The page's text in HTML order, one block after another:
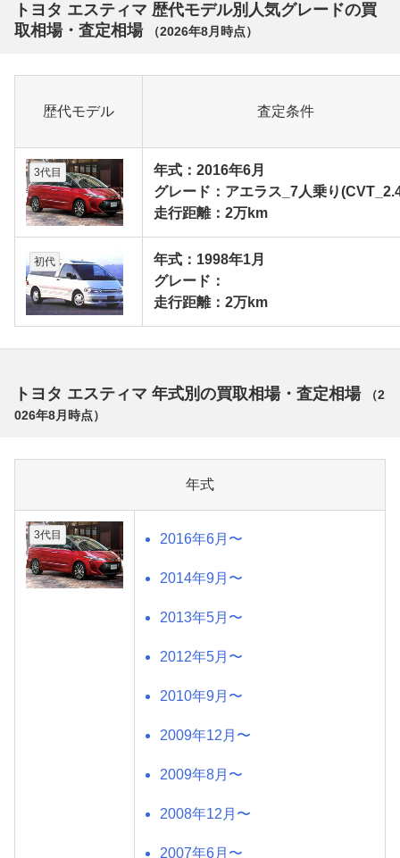
トヨタ エスティマ 歴代モデル別人気グレードの買
取相場・査定相場
（2026年8月 時点）
歴代モデル 査定条件
3代目
年式：2016年6月
グレード：アエラス_7人乗り
走行距離：2万km
初代
年式：1998年1月
グレード：
走行距離：2万km
トヨタ エスティマ 年式別の買取相場・査定相場 （2
026年8月 時点）
年式
3代目 2016年6月〜
2014年9月〜
2013年5月〜
2012年5月〜
2010年9月〜
2009年12月〜
2009年8月〜
2008年12月〜
2007年6月〜